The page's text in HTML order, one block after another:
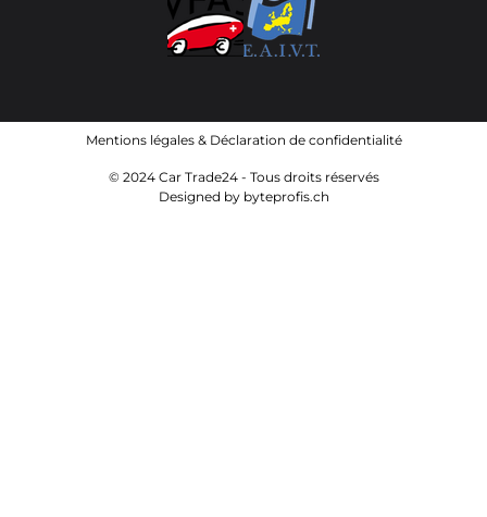
Mentions légales& Déclaration de confidentialité
© 2024 Car Trade24 - Tous droits réservés
Designed by byteprofis.ch